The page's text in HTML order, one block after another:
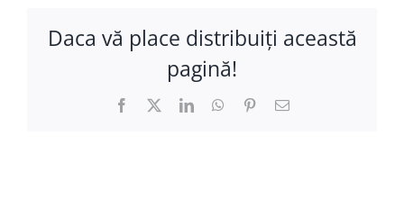
Daca vă place distribuiţi această
pagină!
Facebook LinkedInWhatsApp
Pinterest
E-